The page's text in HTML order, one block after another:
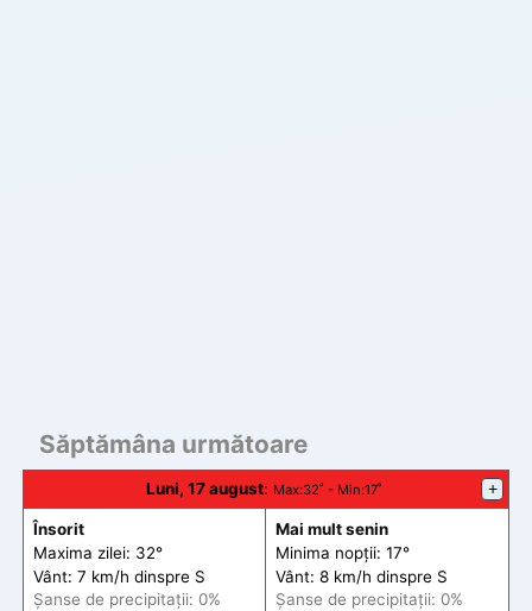
Săptămâna următoare
Luni, 17 august: Max:32˚ - Min:17˚ +
Însorit
Maxima zilei: 32°
Vânt: 7 km/h dinspre S
Șanse de precipitații: 0%
Mai mult senin
Minima nopții: 17°
Vânt: 8 km/h dinspre S
Șanse de precipitații: 0%